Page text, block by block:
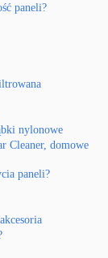
paneli?
nylonowe
Cleaner, domowe
paneli?